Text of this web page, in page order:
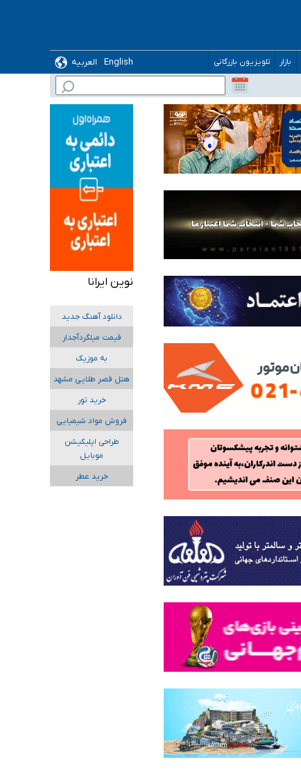
بازار تلویزیون بازرگانی English
العربیه
نوین ایرانا
دانلود آهنگ جدید
قیمت میلگردآجدار
به موزیک
هتل قصر طلایی مشهد
خرید تور
فروش مواد شیمیایی
طراحی اپلیکیشن
موبایل
خرید عطر